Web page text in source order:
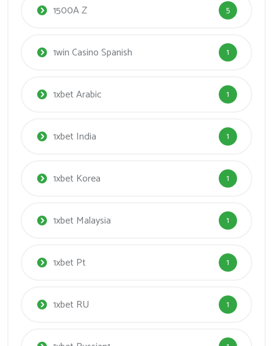
1500A Z 5
1win Casino Spanish 1
1xbet Arabic 1
1xbet India 1
1xbet Korea 1
1xbet Malaysia 1
1xbet Pt 1
1xbet RU 1